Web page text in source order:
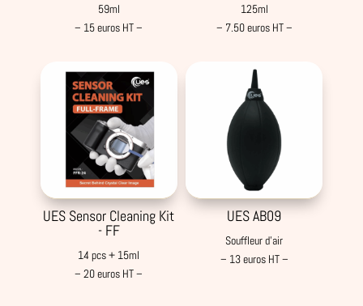
59ml
– 15 euros HT –
125ml
– 7.50 euros HT –
UES Sensor Cleaning Kit
- FF
14 pcs + 15ml
– 20 euros HT –
UES AB09
Souffleur d'air
– 13 euros HT –